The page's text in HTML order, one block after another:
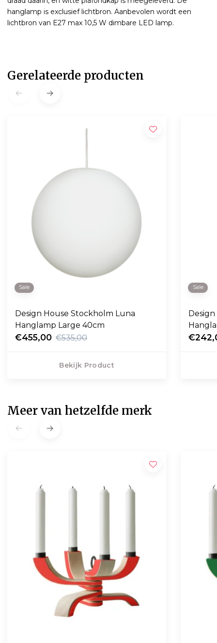
hanglamp is exclusief lichtbron. Aanbevolen wordt een
lichtbron van E27 max 10,5 W dimbare LED lamp.
Gerelateerde producten
Sale
Design House Stockholm Luna
Hanglamp Large 40cm
€455,00 €535,00
Bekijk Product
Sale
Meer van hetzelfde merk